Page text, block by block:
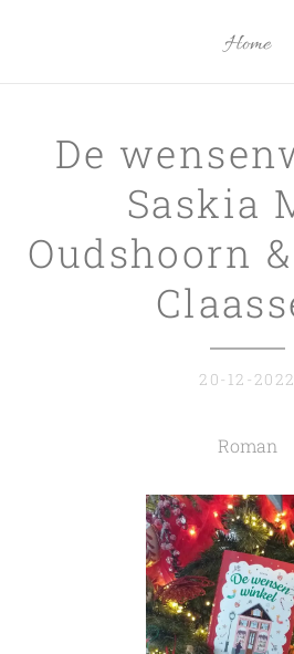
Home
De
Saskia
Oudshoorn
20-12-2022
Roman